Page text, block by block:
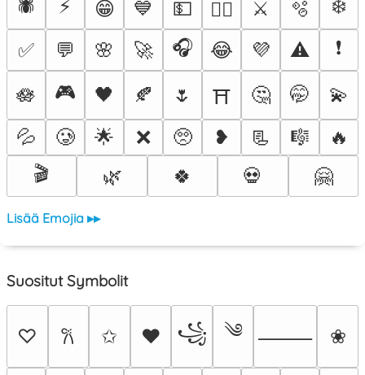
🕷️
⚡ 😁 💙 💵 ❤️‍🔥 ⚔️ 🫧
❄️
✅
💬 🌸 🚀 🎧 😂 💜 ⚠️ ❗
🪷 🎮 🖤 🍂 🌷 ⛩️ 🤔 🤭
💫
💦
🥲 🌟 ❌ 🥺 ❥ 📃 🎼
🔥
🎬
🌿 🍀 💀 🤗
Lisää Emojia ▸▸
Suositut Symbolit
♡ 𐙚 ✩ ♥ ꧁ ༄ ⸻ ❀